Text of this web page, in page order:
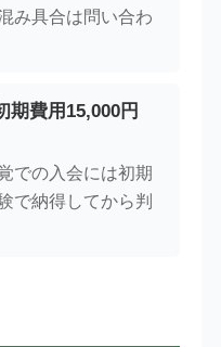
み具合は問い合わ
費用15,000円
での入会には初期
で納得してから判